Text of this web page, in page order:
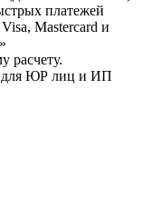
платежей
Mastercard и
расчету.
для ЮР лиц и ИП